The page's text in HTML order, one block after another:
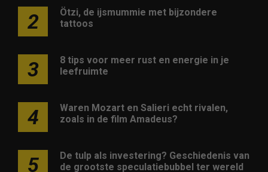
2
Ötzi, de ijsmummie met bijzondere
tattoos
3
8 tips voor meer rust en energie in je
leefruimte
4
Waren Mozart en Salieri echt rivalen,
zoals in de film Amadeus?
5
De tulp als investering? Geschiedenis van
de grootste speculatiebubbel ter wereld